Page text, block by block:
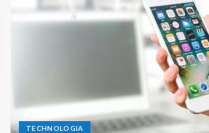
TECHNOLOGIA